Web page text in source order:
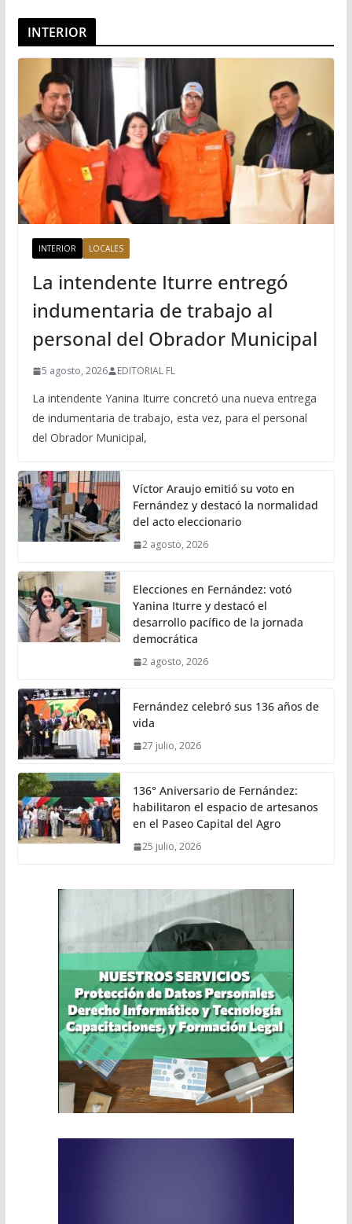
INTERIOR
INTERIOR LOCALES
La intendente Iturre entregó
indumentaria de trabajo al
personal del Obrador Municipal
5 agosto, 2026 EDITORIAL FL
La intendente Yanina Iturre concretó una nueva entrega
de indumentaria de trabajo, esta vez, para el personal
del Obrador Municipal,
Víctor Araujo emitió su voto en
Fernández y destacó la normalidad
del acto eleccionario
2 agosto, 2026
Elecciones en Fernández: votó
Yanina Iturre y destacó el
desarrollo pacífico de la jornada
democrática
2 agosto, 2026
Fernández celebró sus 136 años de
vida
27 julio, 2026
136° Aniversario de Fernández:
habilitaron el espacio de artesanos
en el Paseo Capital del Agro
25 julio, 2026